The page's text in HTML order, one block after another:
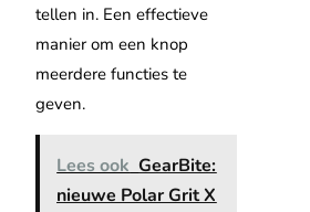
tellen in. Een effectieve
manier om een knop
meerdere functies te
geven.
Lees ook GearBite:
nieuwe Polar Grit X